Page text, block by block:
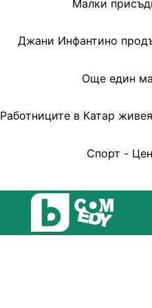
Малки
Джани Инфантино
Още един
Работниците в Катар
Спорт -